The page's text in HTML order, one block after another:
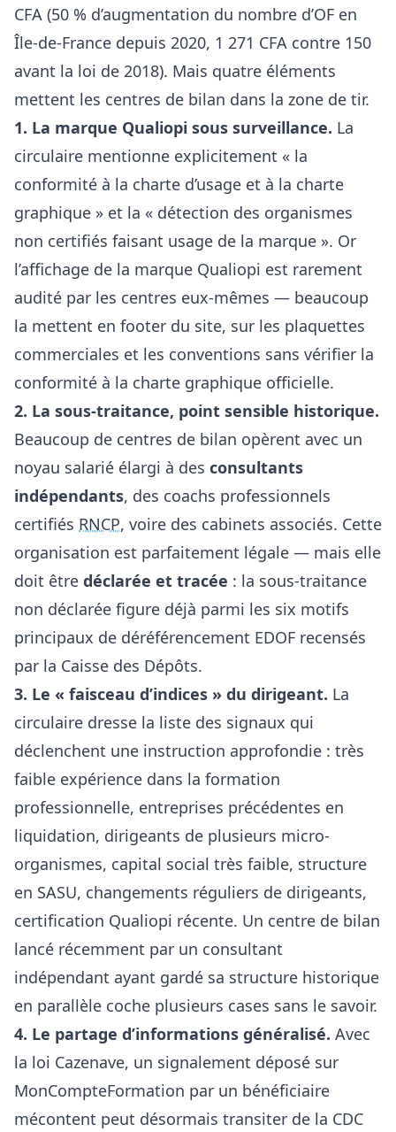
CFA (50 % d’augmentation du nombre d’OF en
Île-de-France depuis 2020, 1 271 CFA contre 150
avant la loi de 2018). Mais quatre éléments
mettent les centres de bilan dans la zone de tir.
1. La marque Qualiopi sous surveillance. La
circulaire mentionne explicitement « la
conformité à la charte d’usage et à la charte
graphique » et la « détection des organismes
non certifiés faisant usage de la marque ». Or
l’affichage de la marque Qualiopi est rarement
audité par les centres eux-mêmes — beaucoup
la mettent en footer du site, sur les plaquettes
commerciales et les conventions sans vérifier la
conformité à la charte graphique officielle.
2. La sous-traitance, point sensible historique.
Beaucoup de centres de bilan opèrent avec un
noyau salarié élargi à des consultants
indépendants, des coachs professionnels
certifiés RNCP, voire des cabinets associés. Cette
organisation est parfaitement légale — mais elle
doit être déclarée et tracée : la sous-traitance
non déclarée figure déjà parmi les six motifs
principaux de déréférencement EDOF recensés
par la Caisse des Dépôts.
3. Le « faisceau d’indices » du dirigeant. La
circulaire dresse la liste des signaux qui
déclenchent une instruction approfondie : très
faible expérience dans la formation
professionnelle, entreprises précédentes en
liquidation, dirigeants de plusieurs micro-
organismes, capital social très faible, structure
en SASU, changements réguliers de dirigeants,
certification Qualiopi récente. Un centre de bilan
lancé récemment par un consultant
indépendant ayant gardé sa structure historique
en parallèle coche plusieurs cases sans le savoir.
4. Le partage d’informations généralisé. Avec
la loi Cazenave, un signalement déposé sur
MonCompteFormation par un bénéficiaire
mécontent peut désormais transiter de la CDC